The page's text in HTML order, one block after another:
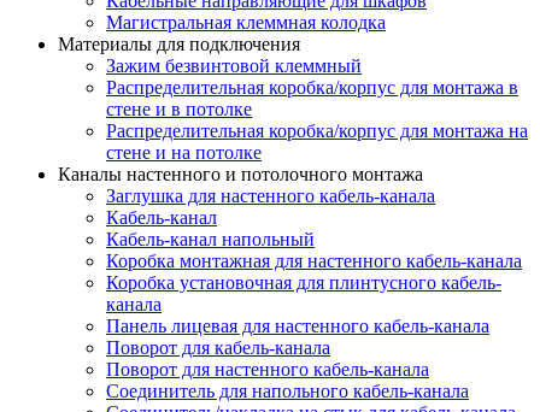
Магистральная клеммная колодка
Материалы для подключения
Зажим безвинтовой клеммный
Распределительная коробка/корпус для монтажа в
стене и в потолке
Распределительная коробка/корпус для монтажа на
стене и на потолке
Каналы настенного и потолочного монтажа
Заглушка для настенного кабель-канала
Кабель-канал
Кабель-канал напольный
Коробка монтажная для настенного кабель-канала
Коробка установочная для плинтусного кабель-
канала
Панель лицевая для настенного кабель-канала
Поворот для кабель-канала
Поворот для настенного кабель-канала
Соединитель для напольного кабель-канала